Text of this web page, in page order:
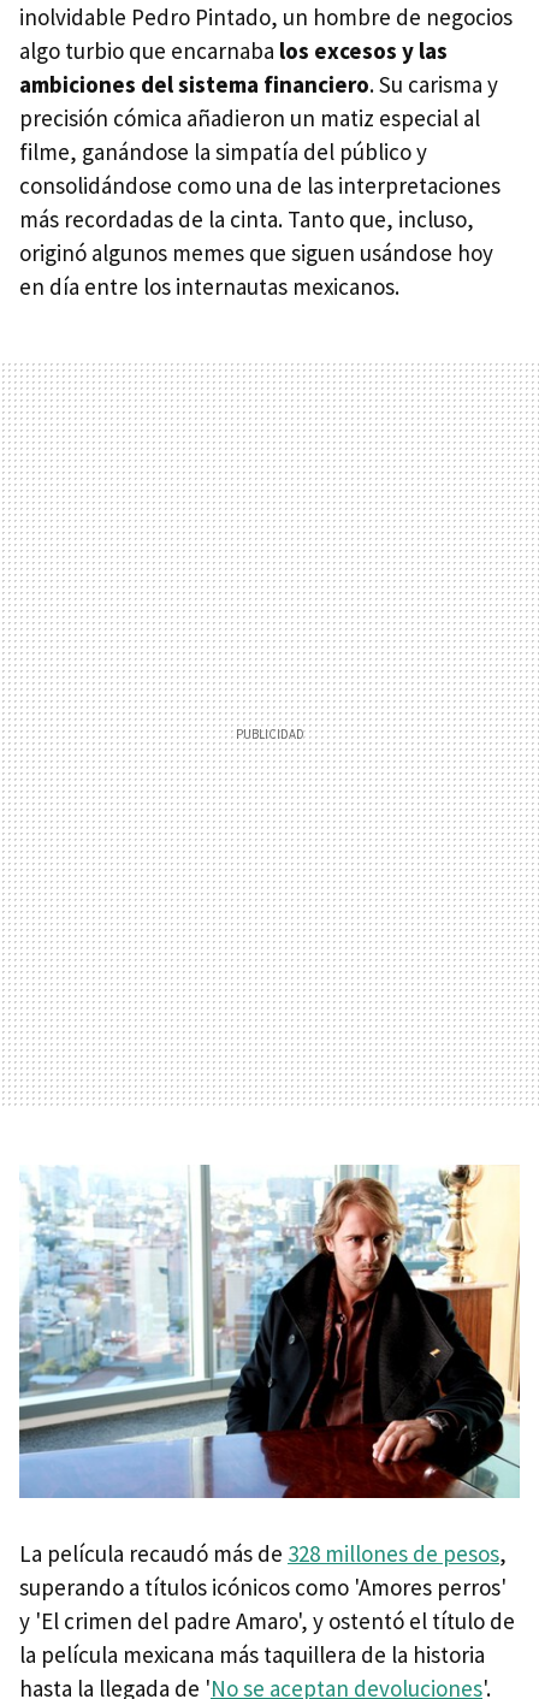
inolvidable Pedro Pintado, un hombre de negocios
algo turbio que encarnaba los excesos y las
ambiciones del sistema financiero. Su carisma y
precisión cómica añadieron un matiz especial al
filme, ganándose la simpatía del público y
consolidándose como una de las interpretaciones
más recordadas de la cinta. Tanto que, incluso,
originó algunos memes que siguen usándose hoy
en día entre los internautas mexicanos.
La película recaudó más de 328 millones de pesos,
superando a títulos icónicos como 'Amores perros'
y 'El crimen del padre Amaro', y ostentó el título de
la película mexicana más taquillera de la historia
hasta la llegada de 'No se aceptan devoluciones'.